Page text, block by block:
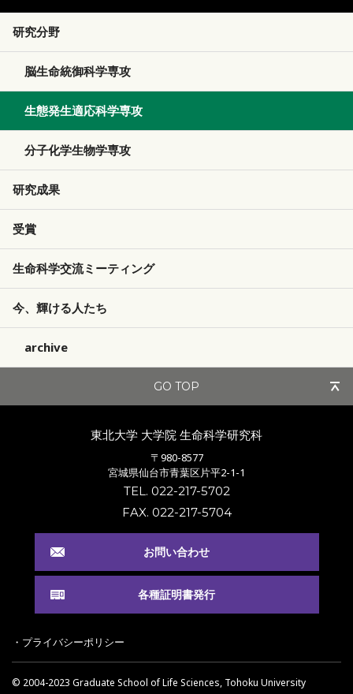
研究分野
脳生命統御科学専攻
生態発生適応科学専攻
分子化学生物学専攻
研究成果
受賞
生命科学交流ミーティング
今、輝ける人たち
archive
GO TOP
東北大学 大学院 生命科学研究科
〒980-8577
宮城県仙台市青葉区片平2-1-1
TEL. 022-217-5702
FAX. 022-217-5704
お問い合わせ
各種証明書発行
・プライバシーポリシー
© 2004-2023 Graduate School of Life Sciences, Tohoku University